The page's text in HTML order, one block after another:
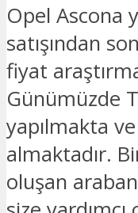
Opel Ascona
satışından
fiyat
Günümüzde
yapılmakta
almaktadır.
oluşan